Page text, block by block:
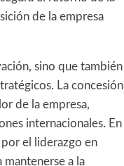
de la empresa
sino que también
La concesión
de la empresa,
internacionales. En
el liderazgo en
mantenerse a la